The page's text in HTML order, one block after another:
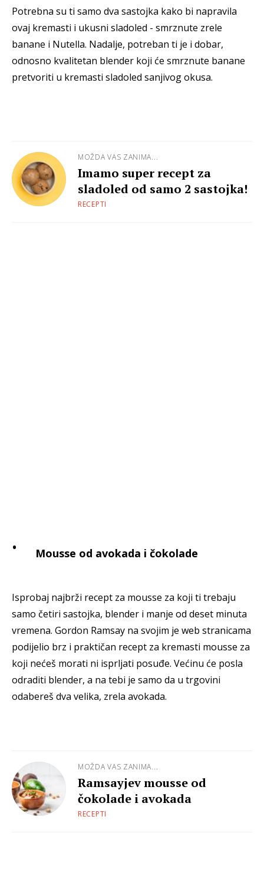
Potrebna su ti samo dva sastojka kako bi napravila
ovaj kremasti i ukusni sladoled - smrznute zrele
banane i Nutella. Nadalje, potreban ti je i dobar,
odnosno kvalitetan blender koji će smrznute banane
pretvoriti u kremasti sladoled sanjivog okusa.
MOŽDA VAS ZANIMA...
Imamo super recept za
sladoled od samo 2 sastojka!
RECEPTI
Mousse od avokada i čokolade
Isprobaj najbrži recept za mousse za koji ti trebaju
samo četiri sastojka, blender i manje od deset minuta
vremena. Gordon Ramsay na svojim je web stranicama
podijelio brz i praktičan recept za kremasti mousse za
koji nećeš morati ni isprljati posuđe. Većinu će posla
odraditi blender, a na tebi je samo da u trgovini
odabereš dva velika, zrela avokada.
MOŽDA VAS ZANIMA...
Ramsayjev mousse od
čokolade i avokada
RECEPTI